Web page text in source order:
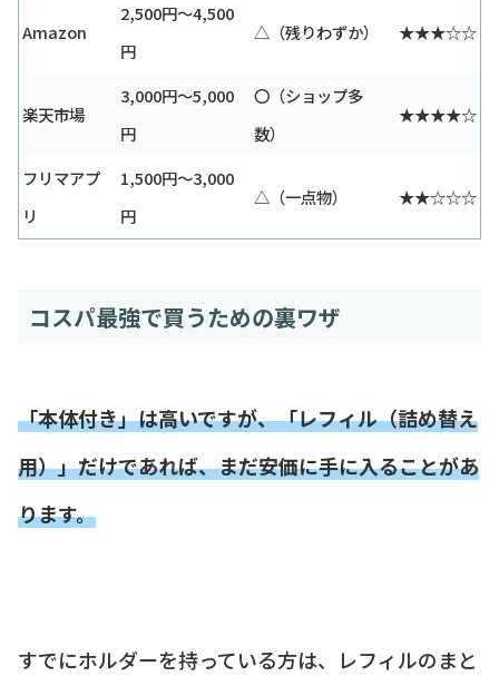
Amazon
2,500円～4,500
円
△（残りわずか） ★★★☆☆
楽天市場
3,000円～5,000
円
〇（ショップ多
数）
★★★★☆
フリマアプ
リ
1,500円～3,000
円
△（一点物） ★★☆☆☆
コスパ最強で買うための裏ワザ
「本体付き」は高いですが、「レフィル（詰め替え
用）」だけであれば、まだ安価に手に入ることがあ
ります。
すでにホルダーを持っている方は、レフィルのまと